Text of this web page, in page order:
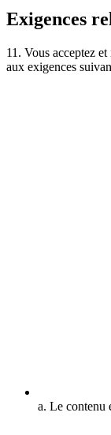
Exigences
11. Vous acceptez
aux exigences
a. Le contenu